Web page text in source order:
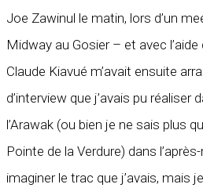
Joe Zawinul le matin, lors d’un
Midway au Gosier – et avec
Claude Kiavué m’avait ensuite
d’interview que j’avais pu réaliser
l’Arawak (ou bien je ne sais plus
Pointe de la Verdure) dans
imaginer le trac que j’avais, mais